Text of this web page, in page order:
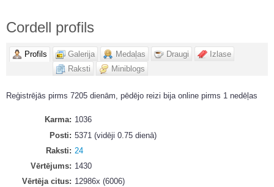
Cordell profils
Profils Galerija Medaļas Draugi
Izlase
Raksti
Miniblogs
Reģistrējās pirms 7205 dienām, pēdējo reizi bija online pirms 1 nedēļas
Karma
1036
Posti
5371 (vidēji 0.75 dienā)
Raksti
24
Vērtējums
1430
Vērtēja citus
12986x (6006)